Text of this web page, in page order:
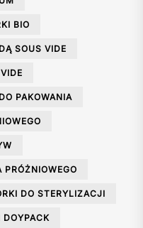
BIO
SOUS VIDE
DO PAKOWANIA
PRÓŻNIOWEGO
DO STERYLIZACJI
DOYPACK